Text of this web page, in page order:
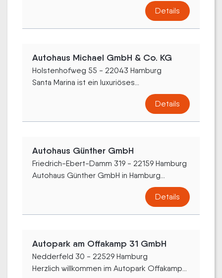
Details
Autohaus Michael GmbH & Co. KG
Holstenhofweg 55 - 22043 Hamburg
Santa Marina ist ein luxuriöses...
Details
Autohaus Günther GmbH
Friedrich-Ebert-Damm 319 - 22159 Hamburg
Autohaus Günther GmbH in Hamburg...
Details
Autopark am Offakamp 31 GmbH
Nedderfeld 30 - 22529 Hamburg
Herzlich willkommen im Autopark Offakamp...